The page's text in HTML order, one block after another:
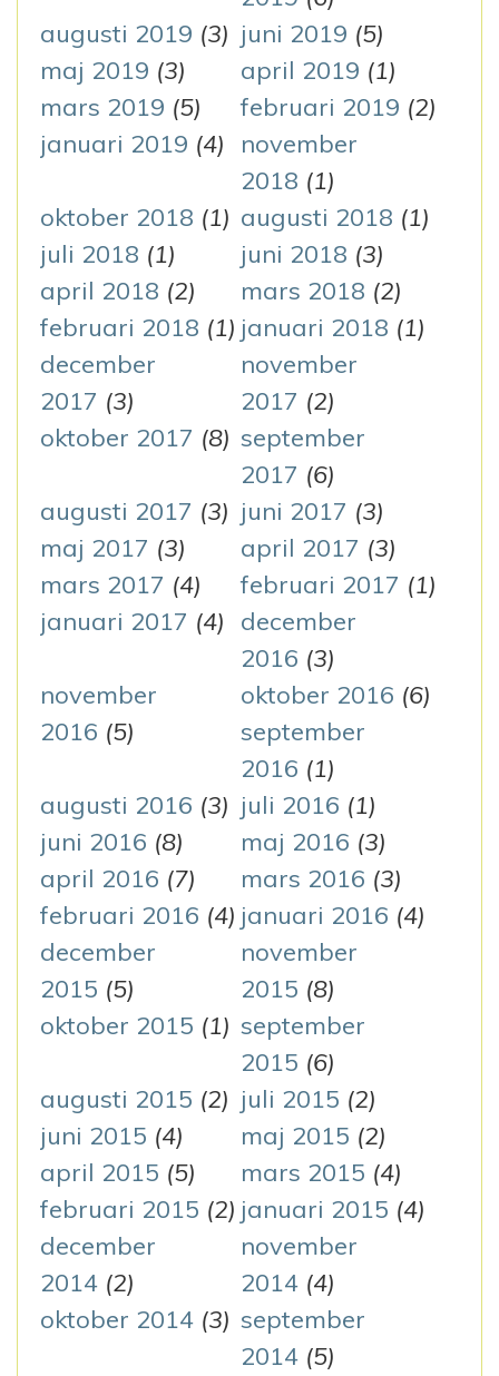
augusti 2019 (3) juni 2019 (5)
maj 2019 (3) april 2019 (1)
mars 2019 (5) februari 2019 (2)
januari 2019 (4)
november
2018 (1)
oktober 2018 (1) augusti 2018 (1)
juli 2018 (1) juni 2018 (3)
april 2018 (2) mars 2018 (2)
februari 2018 (1) januari 2018 (1)
december
2017 (3)
november
2017 (2)
oktober 2017 (8) september
2017 (6)
augusti 2017 (3) juni 2017 (3)
maj 2017 (3) april 2017 (3)
mars 2017 (4) februari 2017 (1)
januari 2017 (4)
december
2016 (3)
november
2016 (5)
oktober 2016 (6)
september
2016 (1)
augusti 2016 (3) juli 2016 (1)
juni 2016 (8) maj 2016 (3)
april 2016 (7) mars 2016 (3)
februari 2016 (4) januari 2016 (4)
december
2015 (5)
november
2015 (8)
oktober 2015 (1) september
2015 (6)
augusti 2015 (2) juli 2015 (2)
juni 2015 (4) maj 2015 (2)
april 2015 (5) mars 2015 (4)
februari 2015 (2) januari 2015 (4)
december
2014 (2)
november
2014 (4)
oktober 2014 (3) september
2014 (5)